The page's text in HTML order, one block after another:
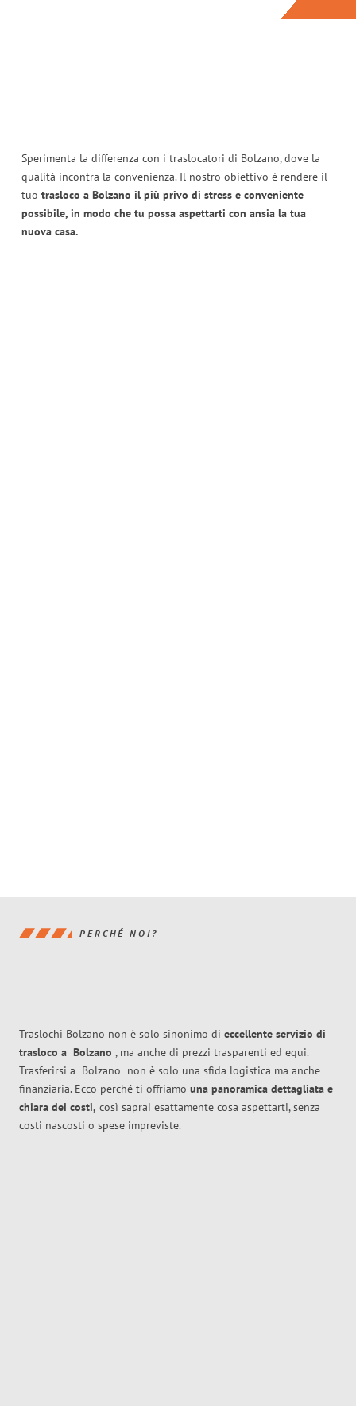
Sperimenta la differenza con i traslocatori di Bolzano, dove la
qualità incontra la convenienza. Il nostro obiettivo è rendere il
tuo trasloco a Bolzano il più privo di stress e conveniente
possibile, in modo che tu possa aspettarti con ansia la tua
nuova casa.
PERCHÉ NOI?
Traslochi Bolzano non è solo sinonimo di eccellente servizio di
trasloco a Bolzano , ma anche di prezzi trasparenti ed equi.
Trasferirsi a Bolzano non è solo una sfida logistica ma anche
finanziaria. Ecco perché ti offriamo una panoramica dettagliata e
chiara dei costi, così saprai esattamente cosa aspettarti, senza
costi nascosti o spese impreviste.